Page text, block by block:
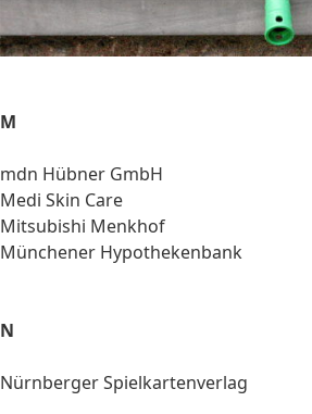
M
mdn Hüb­ner GmbH
Me­di Skin Ca­re
Mi­tsu­bi­shi Men­khof
Mün­che­ner Hy­po­the­ken­bank
N
Nürn­ber­ger Spiel­kar­ten­ver­lag